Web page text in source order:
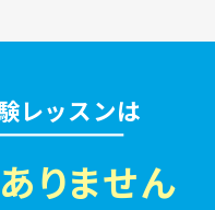
レッスンは
りません